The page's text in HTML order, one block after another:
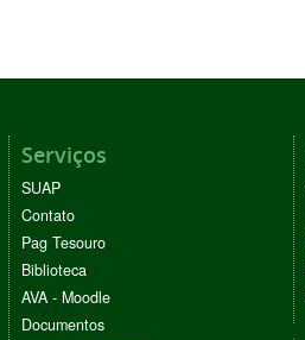
Serviços
SUAP
Contato
Pag Tesouro
Biblioteca
AVA - Moodle
Documentos